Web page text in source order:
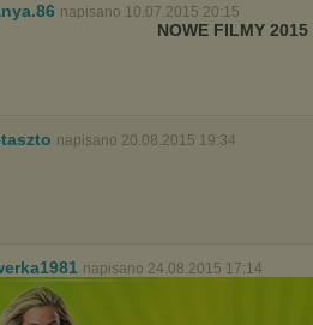
napisano 10.07.2015 20:15
NOWE FILMY
napisano 20.08.2015 19:34
napisano 24.08.2015 17:14